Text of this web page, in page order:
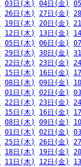
03日(木) 04日(金)
26日(木) 27日(金)
19日(木) 20日(金)
12日(木) 13日(金)
05日(木) 06日(金)
29日(木) 30日(金)
22日(木) 23日(金)
15日(木) 16日(金)
08日(木) 09日(金)
01日(木) 02日(金)
22日(木) 23日(金)
15日(木) 16日(金)
08日(木) 09日(金)
01日(木) 02日(金)
25日(木) 26日(金)
18日(木) 19日(金)
11日(木) 12日(金)